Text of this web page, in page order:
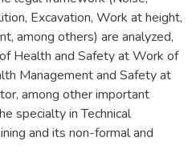
Excavation, Work at height,
among others) are analyzed,
Health and Safety at Work of
Management and Safety at
among other important
specialty in Technical
and its non-formal and